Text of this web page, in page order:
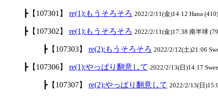
┣【107301】 re(1):もうそろそろ 2022/2/11(金)14:12 Hana (410)
┣【107302】 re(1):もうそろそろ 2022/2/11(金)17:38 南半球
┣【107303】 re(2):もうそろそろ 2022/2/12(土)21:06
┣【107306】 re(1):やっぱり翻意して 2022/2/13(日)14:17
┣【107307】 re(2):やっぱり翻意して 2022/2/13(日